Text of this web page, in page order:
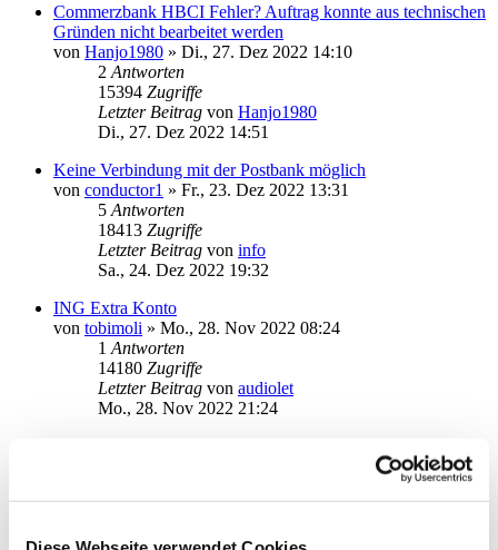
Commerzbank HBCI Fehler? Auftrag konnte aus technischen
Gründen nicht bearbeitet werden
von Hanjo1980 » Di., 27. Dez 2022 14:10
2 Antworten
15394 Zugriffe
Letzter Beitrag von Hanjo1980
Di., 27. Dez 2022 14:51
Keine Verbindung mit der Postbank möglich
von conductor1 » Fr., 23. Dez 2022 13:31
5 Antworten
18413 Zugriffe
Letzter Beitrag von info
Sa., 24. Dez 2022 19:32
ING Extra Konto
von tobimoli » Mo., 28. Nov 2022 08:24
1 Antworten
14180 Zugriffe
Letzter Beitrag von audiolet
Mo., 28. Nov 2022 21:24
14912Zugriffe
Do., 24. Nov 2022 19:57